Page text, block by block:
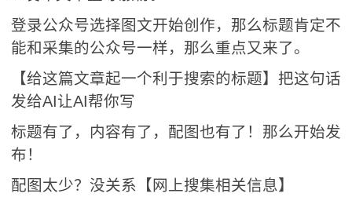
登录公众号选择图文开始创作，那么标题肯定不
能和采集的公众号一样，那么重点又来了。
【给这篇文章起一个利于搜索的标题】把这句话
发给AI让AI帮你写
标题有了，内容有了，配图也有了！那么开始发
布！
配图太少？没关系【网上搜集相关信息】